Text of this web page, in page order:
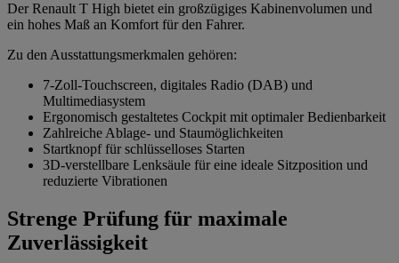
Der Renault T High bietet ein großzügiges Kabinenvolumen und
ein hohes Maß an Komfort für den Fahrer.
Zu den Ausstattungsmerkmalen gehören:
7-Zoll-Touchscreen, digitales Radio (DAB) und
Multimediasystem
Ergonomisch gestaltetes Cockpit mit optimaler Bedienbarkeit
Zahlreiche Ablage- und Staumöglichkeiten
Startknopf für schlüsselloses Starten
3D-verstellbare Lenksäule für eine ideale Sitzposition und
reduzierte Vibrationen
Strenge Prüfung für maximale
Zuverlässigkeit